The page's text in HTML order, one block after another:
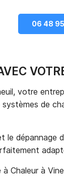
06 48
votre
de
dépannage
Chaleur à